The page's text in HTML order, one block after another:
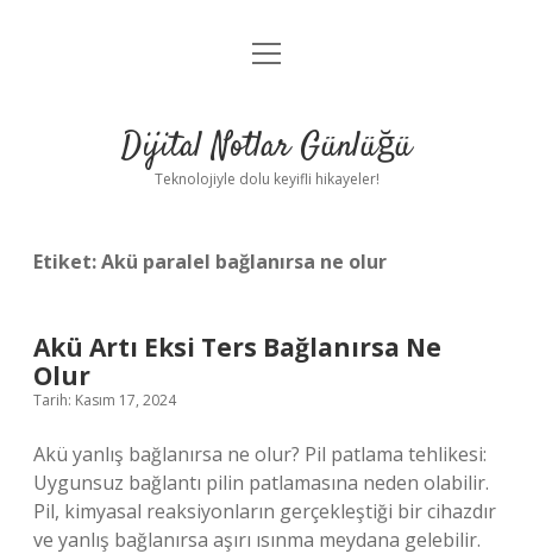
Anasayfa
Yasal Uyarı
menüyü
Dijital Notlar Günlüğü
Teknolojiyle dolu keyifli hikayeler!
Etiket:Akü paralel bağlanırsa ne olur
Akü Artı Eksi Ters Bağlanırsa Ne
Olur
Tarih: Kasım 17, 2024
Akü yanlış bağlanırsa ne olur? Pil patlama tehlikesi:
Uygunsuz bağlantı pilin patlamasına neden olabilir.
Pil, kimyasal reaksiyonların gerçekleştiği bir cihazdır
ve yanlış bağlanırsa aşırı ısınma meydana gelebilir.